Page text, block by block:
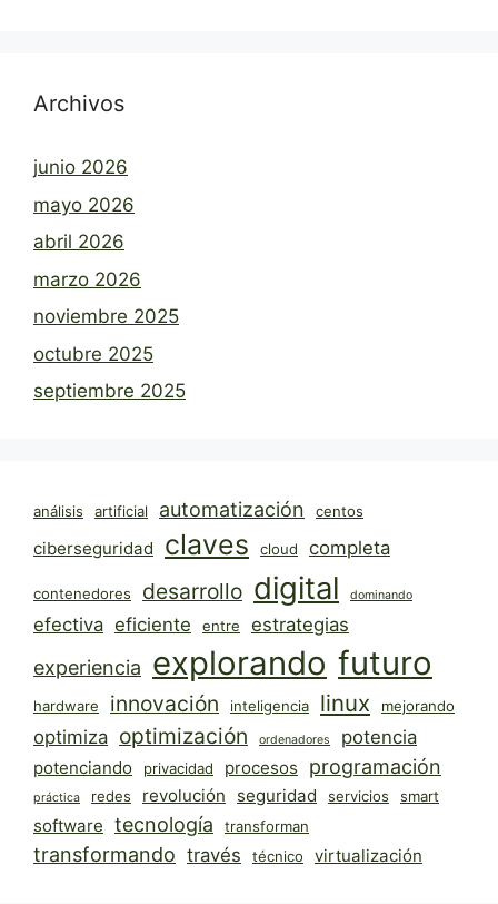
Archivos
junio 2026
mayo 2026
abril 2026
marzo 2026
noviembre 2025
octubre 2025
septiembre 2025
análisis artificial automatización centos
ciberseguridad claves cloud completa
contenedores desarrollo digital dominando
efectiva eficiente entre estrategias
experiencia explorando futuro
hardware innovación inteligencia linux mejorando
optimiza optimización ordenadores potencia
potenciando privacidad procesos programación
práctica redes revolución seguridad servicios smart
software tecnología transforman
transformando través técnico virtualización